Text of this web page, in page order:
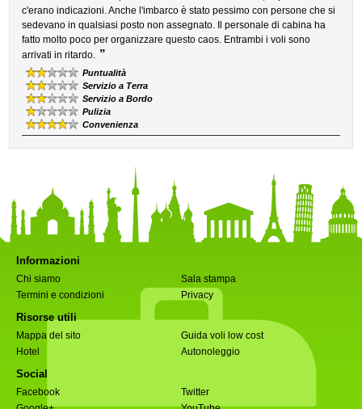
c'erano indicazioni. Anche l'imbarco è stato pessimo con persone che si
sedevano in qualsiasi posto non assegnato. Il personale di cabina ha
fatto molto poco per organizzare questo caos. Entrambi i voli sono
arrivati in ritardo. ”
Puntualità
Servizio a Terra
Servizio a Bordo
Pulizia
Convenienza
Informazioni
Chi siamo
Sala stampa
Termini e condizioni
Privacy
Risorse utili
Mappa del sito
Guida voli low cost
Hotel
Autonoleggio
Social
Facebook
Twitter